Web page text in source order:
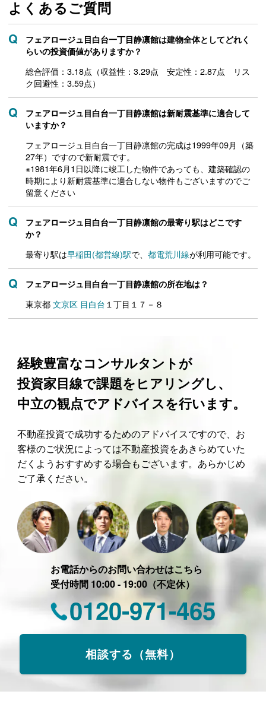
よくあるご質問
フェアロージュ目白台一丁目静凛館は建物全体としてどれく
らいの投資価値がありますか？
総合評価：3.18点（収益性：3.29点 安定性：2.87点 リス
ク回避性：3.59点）
フェアロージュ目白台一丁目静凛館は新耐震基準に適合して
いますか？
フェアロージュ目白台一丁目静凛館の完成は1999年09月（築
27年）ですので新耐震です。
※1981年6月1日以降に竣工した物件であっても、建築確認の
時期により新耐震基準に適合しない物件もございますのでご
留意ください
フェアロージュ目白台一丁目静凛館の最寄り駅はどこです
か？
最寄り駅は早稲田(都営線)駅で、 都電荒川線が利用可能です。
フェアロージュ目白台一丁目静凛館の所在地は？
東京都 文京区 目白台 １丁目１７－８
経験豊富なコンサルタントが
投資家目線で課題をヒアリングし、
中立の観点でアドバイスを行います。
不動産投資で成功するためのアドバイスですので、お
客様のご状況によっては不動産投資をあきらめていた
だくようおすすめする場合もございます。あらかじめ
ご了承ください。
お電話からのお問い合わせはこちら
受付時間 10:00 - 19:00（不定休）
0120-971-465
相談する（無料）